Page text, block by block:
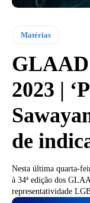
Matérias
2023 |
de
Nesta última quarta-
à 34ª edição dos
representatividade